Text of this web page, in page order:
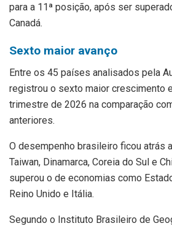
para a 11ª posição, após ser
Canadá.
Sexto maior avanço
Entre os 45 países analisados pela
registrou o sexto maior crescimento
trimestre de 2026 na comparação
anteriores.
O desempenho brasileiro ficou atrás
Taiwan, Dinamarca, Coreia do Sul e
superou o de economias como
Reino Unido e Itália.
Segundo o Instituto Brasileiro de